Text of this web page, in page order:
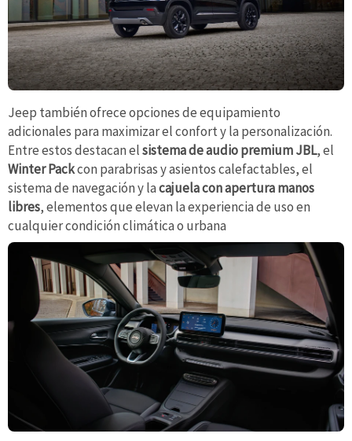
Jeep también ofrece opciones de equipamiento
adicionales para maximizar el confort y la personalización.
Entre estos destacan elsistema de audio premium JBL, el
Winter Packcon parabrisas y asientos calefactables, el
sistema de navegación y lacajuela con apertura manos
libres, elementos que elevan la experiencia de uso en
cualquier condición climática o urbana